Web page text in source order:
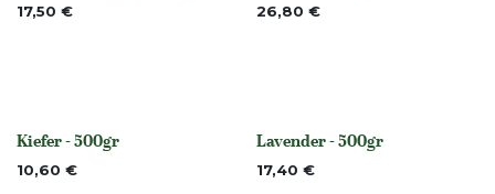
17,50 € 26,80 €
None
Kiefer - 500gr
10,60 € None
Lavender - 500gr
17,40 €